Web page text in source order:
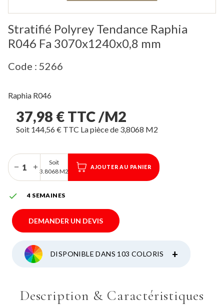
Stratifié Polyrey Tendance Raphia
R046 Fa 3070x1240x0,8 mm
Code : 5266
Raphia R046
37,98 € TTC /M2
Soit 144,56 € TTC La pièce de 3,8068 M2
Soit
3.8068 M2
AJOUTER AU PANIER
 4 SEMAINES
DEMANDER UN DEVIS
DISPONIBLE DANS 103 COLORIS +
Description & Caractéristiques